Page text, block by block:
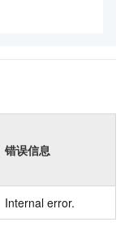
错误信息
Internal error.